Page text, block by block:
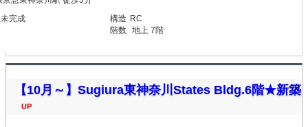
完成
構造 RC
階数 地上 7階
【10月～】Sugiura東神奈川States Bldg.6階★新築
UP